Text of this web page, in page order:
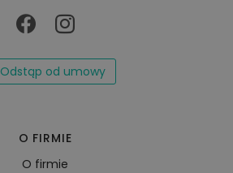
Odstąp od umowy
O FIRMIE
O firmie